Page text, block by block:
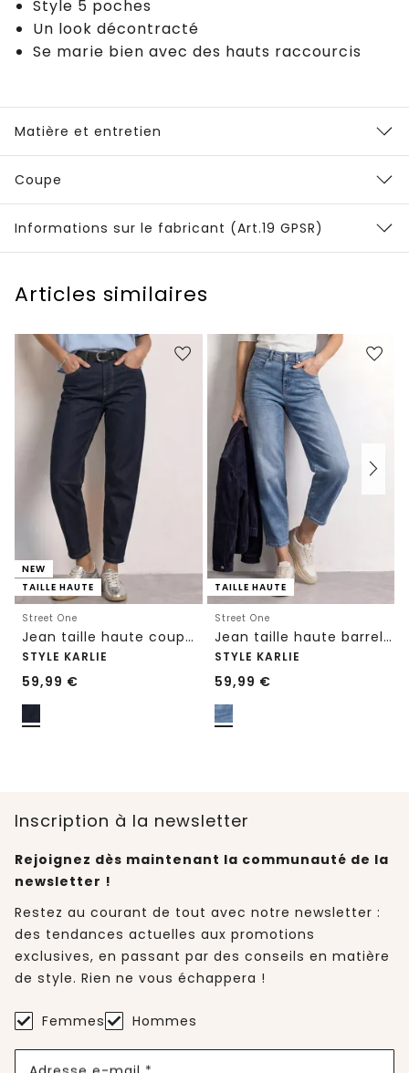
Style 5 poches
Un look décontracté
Se marie bien avec des hauts raccourcis
Matière et entretien
Coupe
Informations sur le fabricant (Art.19 GPSR)
Articles similaires
NEW
TAILLE HAUTE
Street One
Jean taille haute coupe Barrel Leg, coupe ample
STYLE KARLIE
59,99 €
TAILLE HAUTE
Street One
Jean taille haute barrel leg couple décontractée
STYLE KARLIE
59,99 €
Inscription à la newsletter
Rejoignez dès maintenant la communauté de la
newsletter !
Restez au courant de tout avec notre newsletter :
des tendances actuelles aux promotions
exclusives, en passant par des conseils en matière
de style. Rien ne vous échappera !
Femmes Hommes